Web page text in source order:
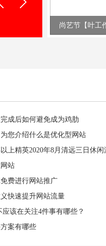
尚艺节【叶工
成后如何避免成为鸡肋
您介绍什么是优化型网站
上精英2020年8月清远三日休闲
站
费进行网站推广
快速提升网站流量
应该在关注4件事有哪些？
案有哪些